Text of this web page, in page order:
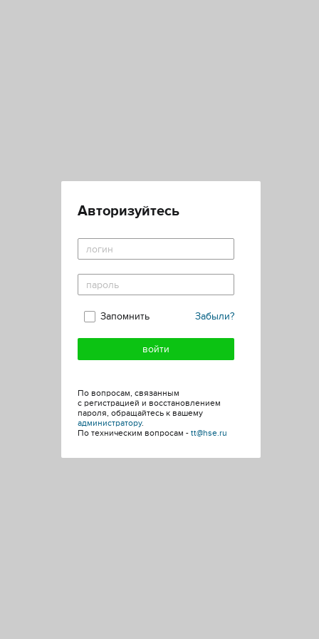
Авторизуйтесь
Забыли?
Запомнить
По вопросам, связанным
с регистрацией и восстановлением
пароля, обращайтесь к вашему
администратору.
По техническим вопросам - tt@hse.ru